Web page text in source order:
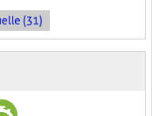
(31)